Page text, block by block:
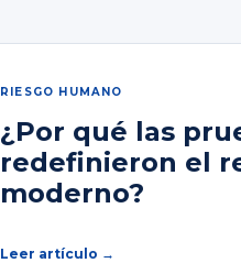
RIESGO HUMANO
¿Por qué las
redefinieron el
moderno?
Leer artículo →